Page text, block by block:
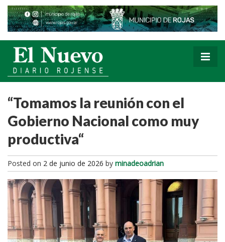
“Tomamos la reunión con el
Gobierno Nacional como muy
productiva“
Posted on 2 de junio de 2026 by minadeoadrian